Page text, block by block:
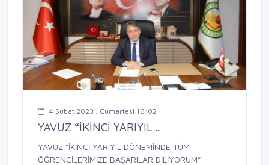
4 Şubat 2023 , Cumartesi 16:02
YAVUZ “İKİNCİ YARIYIL ...
YAVUZ “İKİNCİ YARIYIL DÖNEMİNDE TÜM
ÖĞRENCİLERİMİZE BAŞARILAR DİLİYORUM”